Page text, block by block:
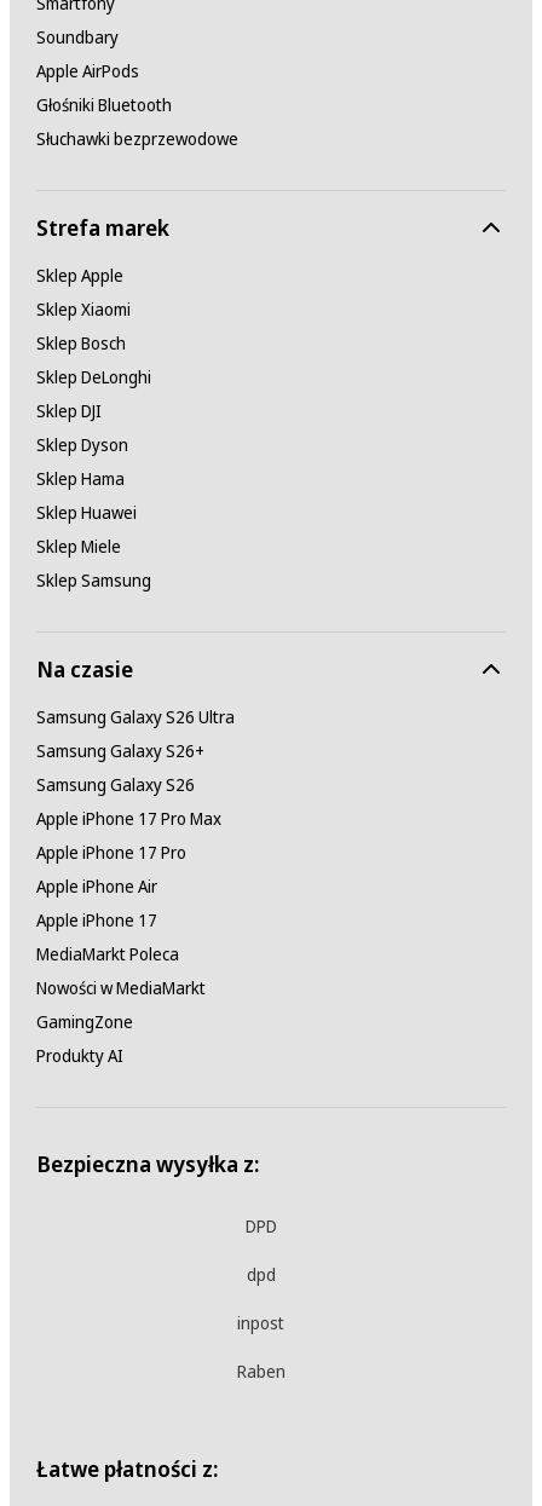
Soundbary
Apple AirPods
Głośniki Bluetooth
Słuchawki bezprzewodowe
Strefa marek
Sklep Apple
Sklep Xiaomi
Sklep Bosch
Sklep DeLonghi
Sklep DJI
Sklep Dyson
Sklep Hama
Sklep Huawei
Sklep Miele
Sklep Samsung
Na czasie
Samsung Galaxy S26 Ultra
Samsung Galaxy S26+
Samsung Galaxy S26
Apple iPhone 17 Pro Max
Apple iPhone 17 Pro
Apple iPhone Air
Apple iPhone 17
MediaMarkt Poleca
Nowości w MediaMarkt
GamingZone
Produkty AI
Bezpieczna wysyłka z:
DPD
dpd
inpost
Raben
Łatwe płatności z: